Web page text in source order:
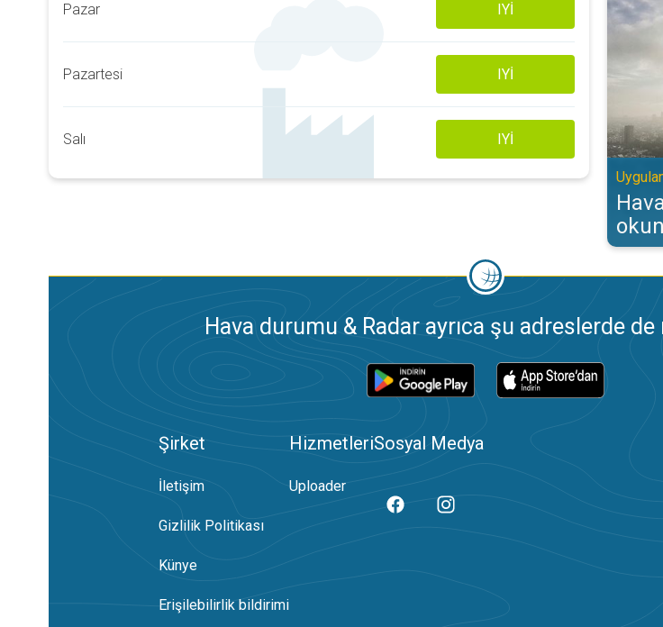
Pazar IYI
Pazartesi IYI
Salı IYI
Hava durumu & Radar ayrıca şu adreslerde
Şirket
İletişim
Gizlilik Politikası
Künye
Erişilebilirlik bildirimi
Hizmetleri
Uploader
Sosyal Medya